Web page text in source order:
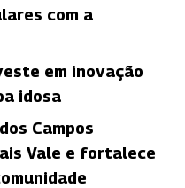
com a
em inovação
idosa
Campos
Vale e fortalece